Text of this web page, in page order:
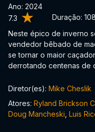
7.3 Duração: 108
Ano: 2024
Neste épico de inverno
vendedor bêbado de
se tornar o maior
derrotando centenas de
Diretor(es): Mike Cheslik
Atores: Ryland Brickson
Doug Mancheski Luis